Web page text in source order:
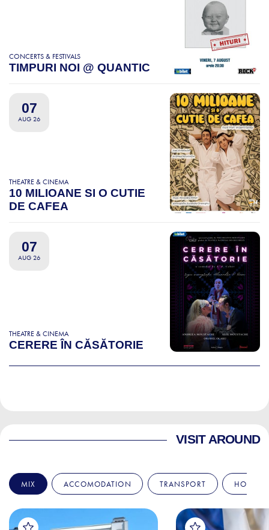
CONCERTS & FESTIVALS
TIMPURI NOI @ QUANTIC
07
AUG 26
THEATRE & CINEMA
10 MILIOANE SI O CUTIE
DE CAFEA
07
AUG 26
THEATRE & CINEMA
CERERE ÎN CĂSĂTORIE
VISIT AROUND
MIX ACCOMODATION TRANSPORT